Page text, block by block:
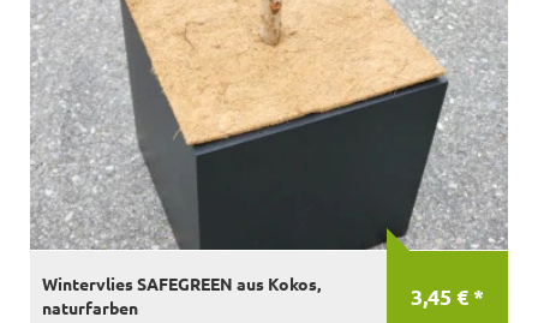
3,45 € *
Wintervlies SAFEGREEN aus Kokos,
naturfarben